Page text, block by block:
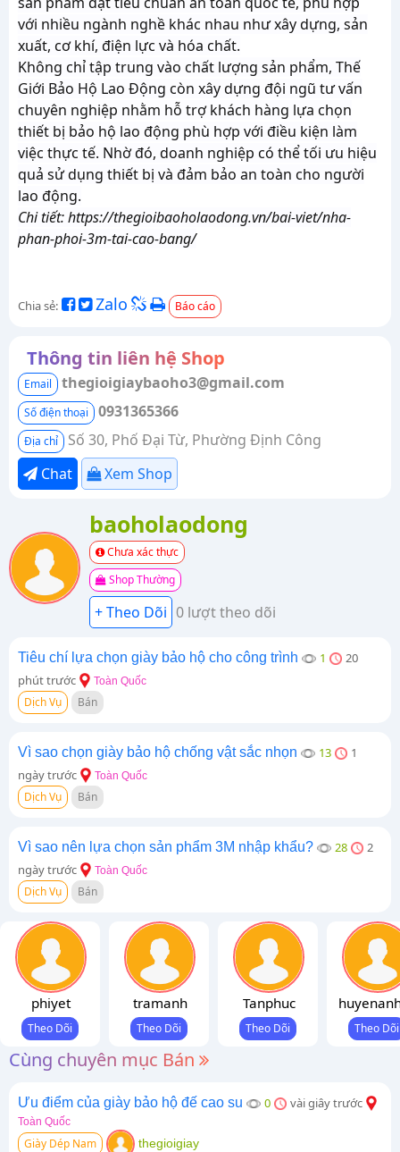
với nhiều ngành nghề khác nhau như xây dựng, sản
xuất, cơ khí, điện lực và hóa chất.
Không chỉ tập trung vào chất lượng sản phẩm, Thế
Giới Bảo Hộ Lao Động còn xây dựng đội ngũ tư vấn
chuyên nghiệp nhằm hỗ trợ khách hàng lựa chọn
thiết bị bảo hộ lao động phù hợp với điều kiện làm
việc thực tế. Nhờ đó, doanh nghiệp có thể tối ưu hiệu
quả sử dụng thiết bị và đảm bảo an toàn cho người
lao động.
Chi tiết: https://thegioibaoholaodong.vn/bai-viet/nha-
phan-phoi-3m-tai-cao-bang/
Chia sẻ: Zalo Báo cáo
Thông tin liên hệ Shop
Email thegioigiaybaoho3@gmail.com
Số điện thoại 0931365366
Địa chỉ
Số 30, Phố Đại Từ, Phường Định Công
Chat
Xem Shop
baoholaodong
Chưa xác thực
Shop Thường
0 lượt theo dõi
Tiêu chí lựa chọn giày bảo hộ cho công trình 1
20
phút trước
Toàn Quốc
Dịch Vụ Bán
Vì sao chọn giày bảo hộ chống vật sắc nhọn 13
1
ngày trước
Toàn Quốc
Dịch Vụ Bán
Vì sao nên lựa chọn sản phẩm 3M nhập khẩu? 28
2
ngày trước
Toàn Quốc
Dịch Vụ Bán
phiyet tramanh Tanphuc
Cùng chuyên mục Bán
Ưu điểm của giày bảo hộ đế cao su 0 vài giây trước
Toàn Quốc
Giày Dép Nam thegioigiay